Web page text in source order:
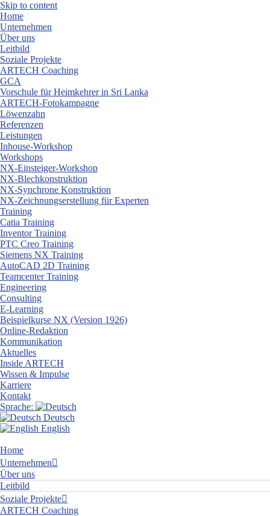
Skip to content
Home
Unternehmen
Über uns
Leitbild
Soziale Projekte
ARTECH Coaching
GCA
Vorschule für Heimkehrer in Sri Lanka
ARTECH-Fotokampagne
Löwenzahn
Referenzen
Leistungen
Inhouse-Workshop
Workshops
NX-Einsteiger-Workshop
NX-Blechkonstruktion
NX-Synchrone Konstruktion
NX-Zeichnungserstellung für Experten
Training
Catia Training
Inventor Training
PTC Creo Training
Siemens NX Training
AutoCAD 2D Training
Teamcenter Training
Engineering
Consulting
E-Learning
Beispielkurse NX (Version 1926)
Online-Redaktion
Kommunikation
Aktuelles
Inside ARTECH
Wissen & Impulse
Karriere
Kontakt
Sprache:
Deutsch
English
Home
Unternehmen
Über uns
Leitbild
Soziale Projekte
ARTECH Coaching